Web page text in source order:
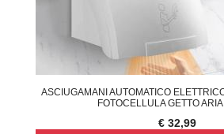
ASCIUGAMANI AUTOMATICO
FOTOCELLULA GETTO
€ 32,99